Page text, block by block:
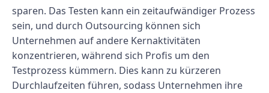
sparen. Das Testen kann ein zeitaufwändiger Prozess
sein, und durch Outsourcing können sich
Unternehmen auf andere Kernaktivitäten
konzentrieren, während sich Profis um den
Testprozess kümmern. Dies kann zu kürzeren
Durchlaufzeiten führen, sodass Unternehmen ihre